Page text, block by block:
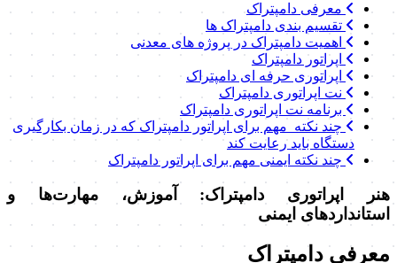
معرفی دامپتراک
تقسیم بندی دامپتراک ها
اهمیت دامپتراک در پروژه های معدنی
اپراتور دامپتراک
اپراتوری حرفه ای دامپتراک
نت اپراتوری دامپتراک
برنامه نت اپراتوری دامپتراک
چند نکته مهم برای اپراتور دامپتراک که در زمان بکارگیری
دستگاه باید رعایت کند
چند نکته ایمنی مهم برای اپراتور دامپتراک
هنر اپراتوری دامپتراک: آموزش، مهارت‌ها و
استانداردهای ایمنی
معرفی دامپتراک